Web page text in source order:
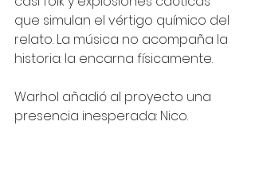
que simulan el vértigo químico del
relato. La música no acompaña la
historia: la encarna físicamente.
Warhol añadió al proyecto una
presencia inesperada: Nico.